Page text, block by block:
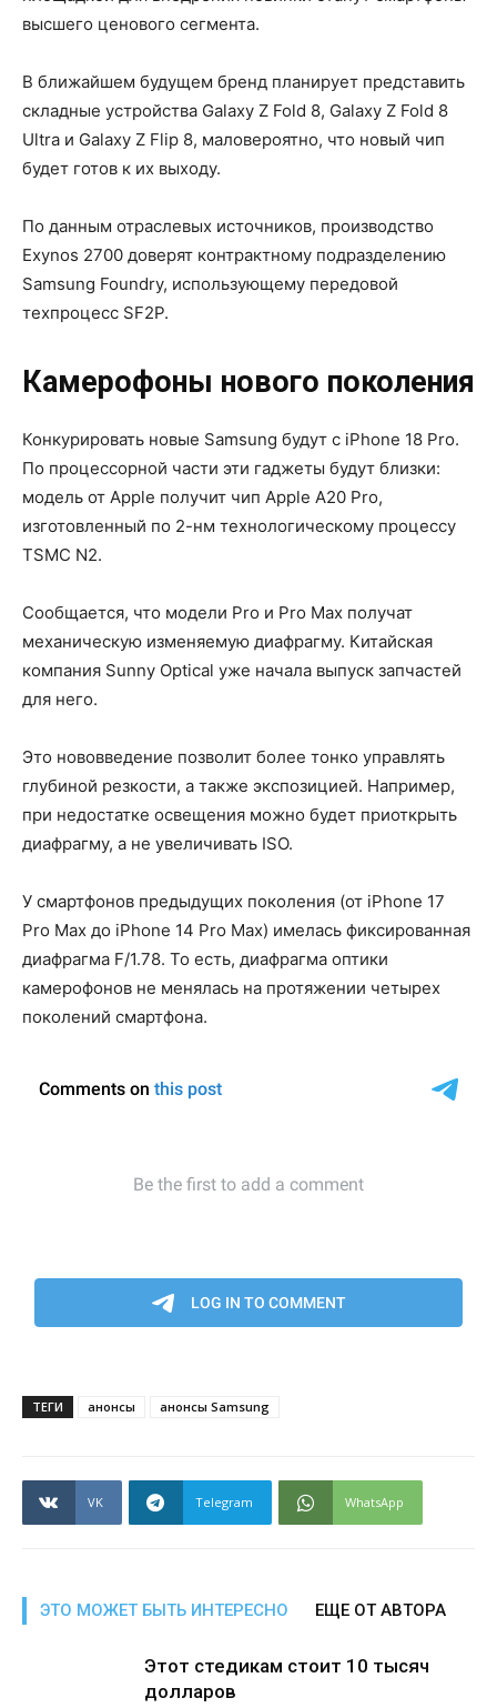
высшего ценового сегмента.
В ближайшем будущем бренд планирует представить
складные устройства Galaxy Z Fold 8, Galaxy Z Fold 8
Ultra и Galaxy Z Flip 8, маловероятно, что новый чип
будет готов к их выходу.
По данным отраслевых источников, производство
Exynos 2700 доверят контрактному подразделению
Samsung Foundry, использующему передовой
техпроцесс SF2P.
Камерофоны нового поколения
Конкурировать новые Samsung будут с iPhone 18 Pro.
По процессорной части эти гаджеты будут близки:
модель от Apple получит чип Apple A20 Pro,
изготовленный по 2-нм технологическому процессу
TSMC N2.
Сообщается, что модели Pro и Pro Max получат
механическую изменяемую диафрагму. Китайская
компания Sunny Optical уже начала выпуск запчастей
для него.
Это нововведение позволит более тонко управлять
глубиной резкости, а также экспозицией. Например,
при недостатке освещения можно будет приоткрыть
диафрагму, а не увеличивать ISO.
У смартфонов предыдущих поколения (от iPhone 17
Pro Max до iPhone 14 Pro Max) имелась фиксированная
диафрагма F/1.78. То есть, диафрагма оптики
камерофонов не менялась на протяжении четырех
поколений смартфона.
ТЕГИ анонсы анонсы Samsung
VK Telegram WhatsApp
ЭТО МОЖЕТ БЫТЬ ИНТЕРЕСНО ЕЩЕ ОТ АВТОРА
Этот стедикам стоит 10 тысяч
долларов